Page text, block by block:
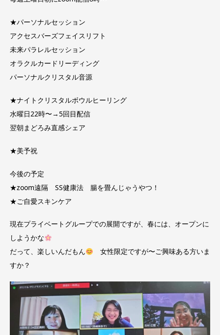
★パーソナルセッション
アクセスバーズフェイスリフト
未来パラレルセッション
オラクルカードリーディング
パーソナルクリスタル音源
★ナイトクリスタルボウルヒーリング
水曜日22時〜→5回目配信
翌朝まどろみ直感シェア
★美予祝
今後の予定
★zoom遠隔 SS健康法 腸を畳んじゃうやつ！
★ご自愛スキンケア
現在プライベートグループでの展開ですが、春には、オープンに
しようかな
だって、楽しいんだもん
女性限定ですが〜ご興味ある方いま
すか？